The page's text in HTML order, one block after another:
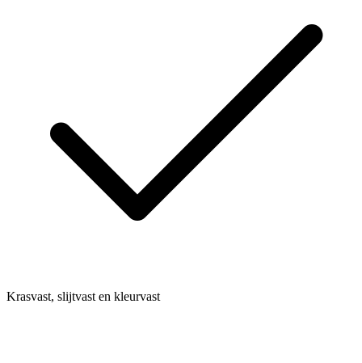
Krasvast, slijtvast en kleurvast